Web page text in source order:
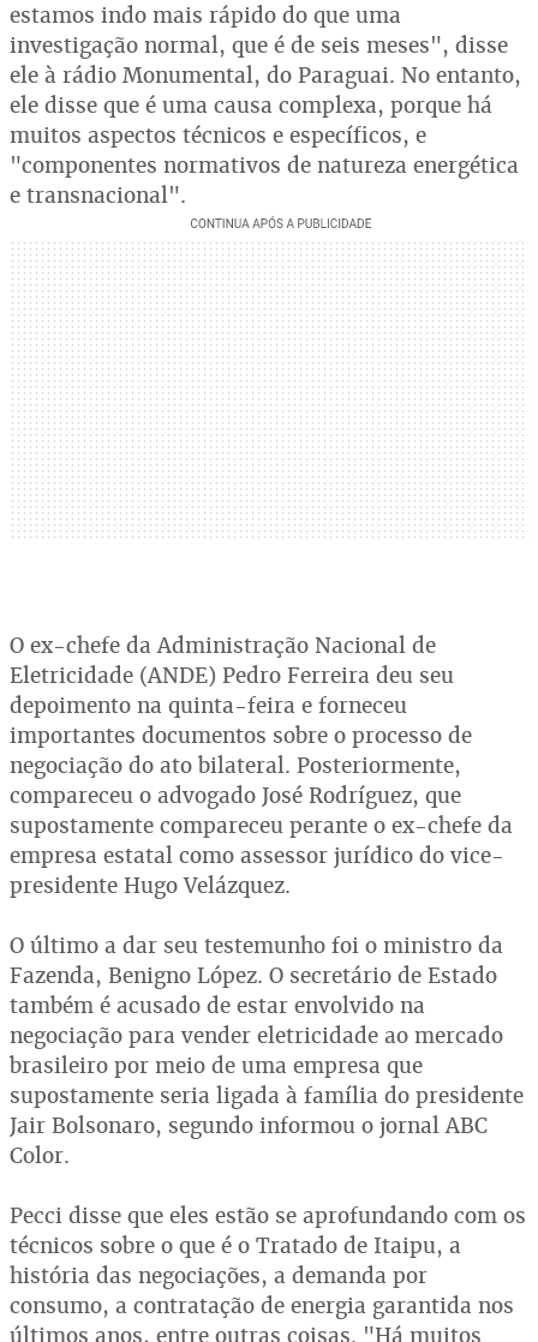
estamos indo mais rápido do que uma
investigação normal, que é de seis meses", disse
ele à rádio Monumental, do Paraguai. No entanto,
ele disse que é uma causa complexa, porque há
muitos aspectos técnicos e específicos, e
"componentes normativos de natureza energética
e transnacional".
O ex-chefe da Administração Nacional de
Eletricidade (ANDE) Pedro Ferreira deu seu
depoimento na quinta-feira e forneceu
importantes documentos sobre o processo de
negociação do ato bilateral. Posteriormente,
compareceu o advogado José Rodríguez, que
supostamente compareceu perante o ex-chefe da
empresa estatal como assessor jurídico do vice-
presidente Hugo Velázquez.
O último a dar seu testemunho foi o ministro da
Fazenda, Benigno López. O secretário de Estado
também é acusado de estar envolvido na
negociação para vender eletricidade ao mercado
brasileiro por meio de uma empresa que
supostamente seria ligada à família do presidente
Jair Bolsonaro, segundo informou o jornal ABC
Color.
Pecci disse que eles estão se aprofundando com os
técnicos sobre o que é o Tratado de Itaipu, a
história das negociações, a demanda por
consumo, a contratação de energia garantida nos
últimos anos, entre outras coisas. "Há muitos